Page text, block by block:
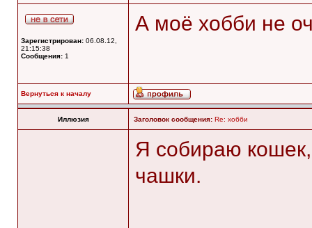
Зарегистрирован: 06.08.12,
21:15:38
Сообщения: 1
А моё хобби не
Вернуться к началу
Иллюзия Заголовок сообщения: Re: хобби
Я собираю
чашки.